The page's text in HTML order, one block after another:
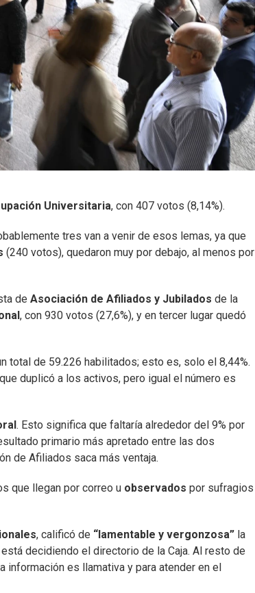
Universitaria, con 407 votos (8,14%).
tres van a venir de esos lemas, ya que
(240 votos), quedaron muy por debajo, al menos por
de Asociación de Afiliados y Jubilados de la
, con 930 votos (27,6%), y en tercer lugar quedó
total de 59.226 habilitados; esto es, solo el 8,44%.
duplicó a los activos, pero igual el número es
. Esto significa que faltaría alrededor del 9% por
primario más apretado entre las dos
de Afiliados saca más ventaja.
que llegan por correo u observados por sufragios
, calificó de “lamentable y vergonzosa” la
decidiendo el directorio de la Caja. Al resto de
es llamativa y para atender en el